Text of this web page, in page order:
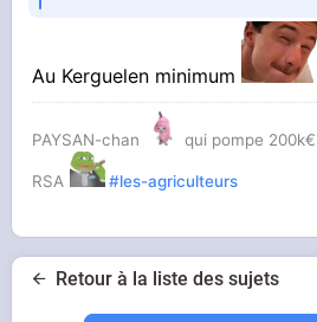
Au Kerguelen minimum
PAYSAN-chan qui pompe
RSA #les-agriculteurs
Retour à la liste des sujets